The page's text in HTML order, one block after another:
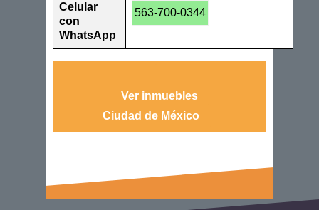
Celular
con
WhatsApp
563-700-0344
Ver inmuebles
Ciudad de México